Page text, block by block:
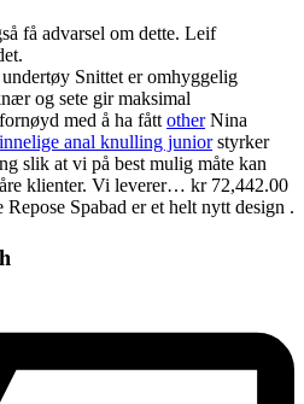
få advarsel om dette. Leif
Snittet er omhyggelig
og sete gir maksimal
med å ha fått otherNina
anal knulling juniorstyrker
slik at vi på best mulig måte kan
klienter. Vi leverer… kr 72,442.00
Spabad er et helt nytt design .